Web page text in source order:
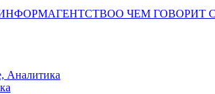
О ЧЕМ ГОВОРИТ
Аналитика